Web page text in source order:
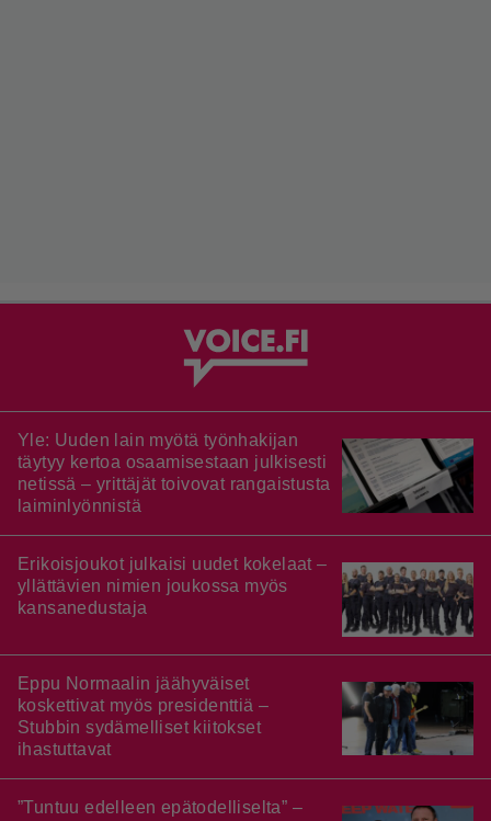
Yle: Uuden lain myötä työnhakijan
täytyy kertoa osaamisestaan julkisesti
netissä – yrittäjät toivovat rangaistusta
laiminlyönnistä
Erikoisjoukot julkaisi uudet kokelaat –
yllättävien nimien joukossa myös
kansanedustaja
Eppu Normaalin jäähyväiset
koskettivat myös presidenttiä –
Stubbin sydämelliset kiitokset
ihastuttavat
”Tuntuu edelleen epätodelliselta” –